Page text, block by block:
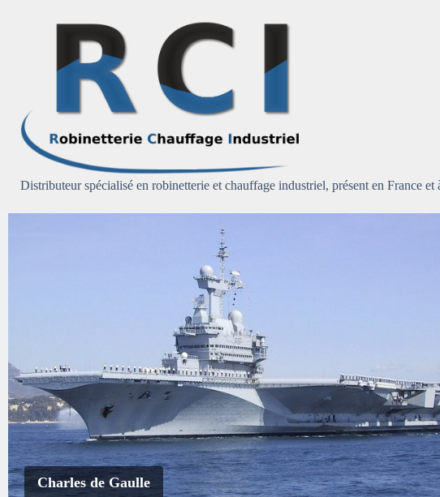
Distributeur spécialisé en robinetterie et chauffage industriel, présent en France et
Charles de Gaulle